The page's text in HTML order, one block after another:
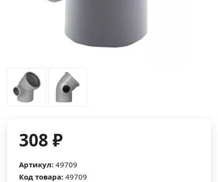
308 ₽
Артикул: 49709
Код товара: 49709